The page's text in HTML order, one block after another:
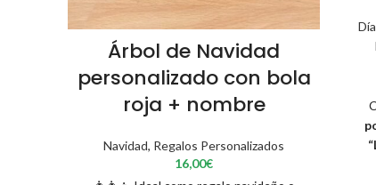
Árbol de Navidad
personalizado con bola
roja + nombre
Navidad, Regalos Personalizados
16,00€